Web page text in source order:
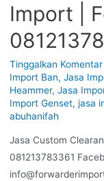
Import |
Tinggalkan Komentar
Import Ban, Jasa
Heammer, Jasa
Import Genset, jasa
abuhanifah
Jasa Custom
081213783361